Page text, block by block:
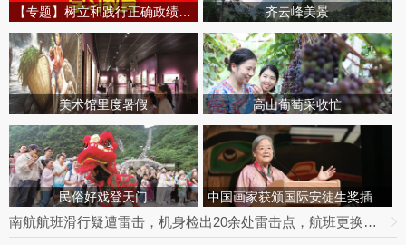
齐云峰美景
美术馆里度暑假 高山葡萄采收忙
民俗好戏登天门
南航航班滑行疑遭雷击，机身检出20余处雷击点，航班更换飞机延误出行